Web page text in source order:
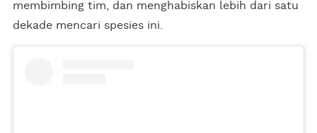
membimbing tim, dan menghabiskan lebih dari satu
dekade mencari spesies ini.